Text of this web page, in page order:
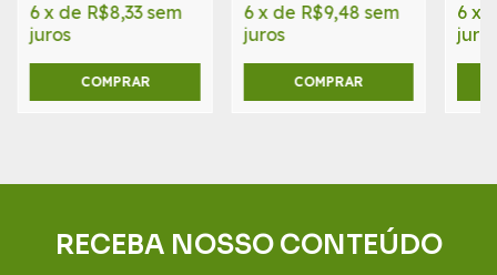
6 x de R$8,33 sem
juros
COMPRAR
6 x de R$9,48 sem
juros
COMPRAR
6 x
juros
RECEBA NOSSO CONTEÚDO